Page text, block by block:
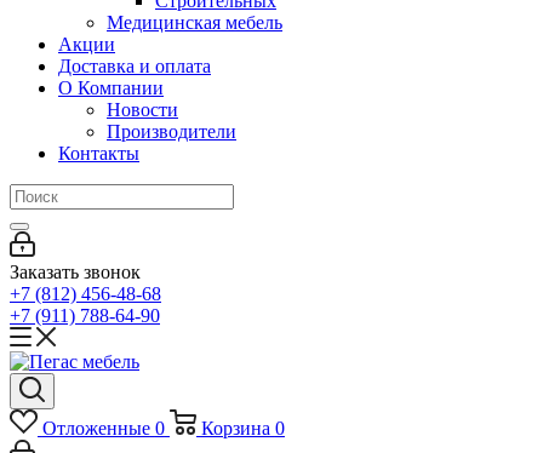
Медицинская мебель
Акции
Доставка и оплата
О Компании
Новости
Производители
Контакты
Заказать звонок
+7 (812) 456-48-68
+7 (911) 788-64-90
Отложенные 0 Корзина 0